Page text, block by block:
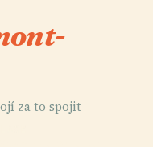
za to spojit